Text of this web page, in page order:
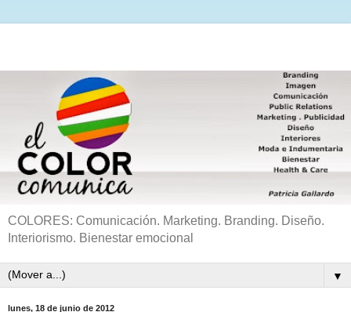
COLORES: Comunicación. Marketing. Branding. Diseño.
Interiorismo. Bienestar emocional
▼
lunes, 18 de junio de 2012